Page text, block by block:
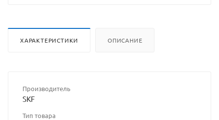
ХАРАКТЕРИСТИКИ ОПИСАНИЕ
Производитель
SKF
Тип товара